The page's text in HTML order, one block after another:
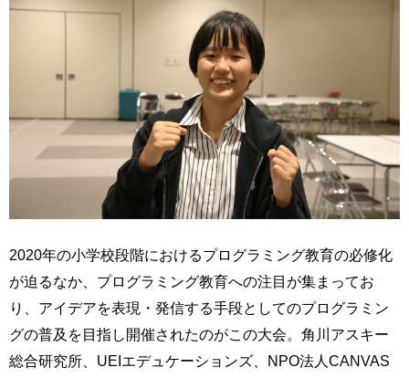
2020年の小学校段階におけるプログラミング教育の必修化
が迫るなか、プログラミング教育への注目が集まってお
り、アイデアを表現・発信する手段としてのプログラミン
グの普及を目指し開催されたのがこの大会。角川アスキー
総合研究所、UEIエデュケーションズ、NPO法人CANVAS